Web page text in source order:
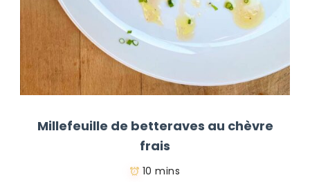
Millefeuille de betteraves au chèvre
frais
10 mins